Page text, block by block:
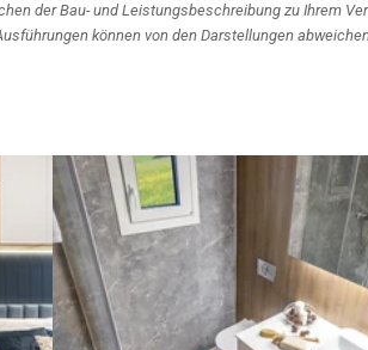
der Bau- und Leistungsbeschreibung zu Ihrem
können von den Darstellungen